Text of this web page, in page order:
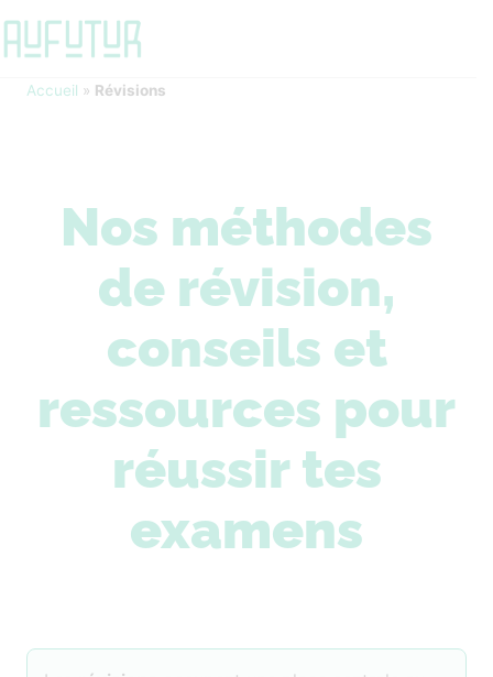
Accueil » Révisions
Nos méthodes
de révision,
conseils et
ressources pour
réussir tes
examens